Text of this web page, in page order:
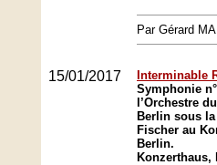
Par Gérard
15/01/2017
Interminable
Symphonie
l’Orchestre
Berlin sous
Fischer au
Berlin.
Konzerthaus,